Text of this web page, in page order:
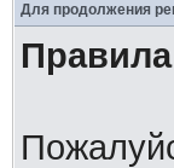
Для продолжения